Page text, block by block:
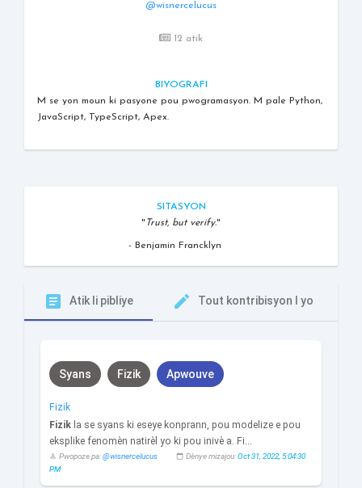
@wisnercelucus
12 atik
BIYOGRAFI
M se yon moun ki pasyone pou pwogramasyon. M pale Python,
JavaScript, TypeScript, Apex.
SITASYON
Trust, but verify.
- Benjamin Francklyn
article Atik li pibliye edit Tout kontribisyon l yo
Syans Fizik Apwouve
Fizik
Fizik la se syans ki eseye konprann, pou modelize e pou
eksplike fenomèn natirèl yo ki pou inivè a. Fi...
perm_identity Pwopoze pa:@wisnercelucus calendar_today Dènye mizajou:Oct 31, 2022, 5:04:30
PM